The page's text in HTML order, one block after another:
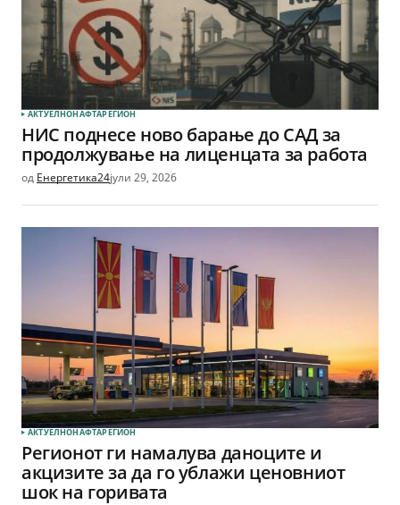
АКТУЕЛНОНАФТАРЕГИОН
НИС поднесе ново барање до САД за
продолжување на лиценцата за работа
од Енергетика24јули 29, 2026
АКТУЕЛНОНАФТАРЕГИОН
Регионот ги намалува даноците и
акцизите за да го ублажи ценовниот
шок на горивата